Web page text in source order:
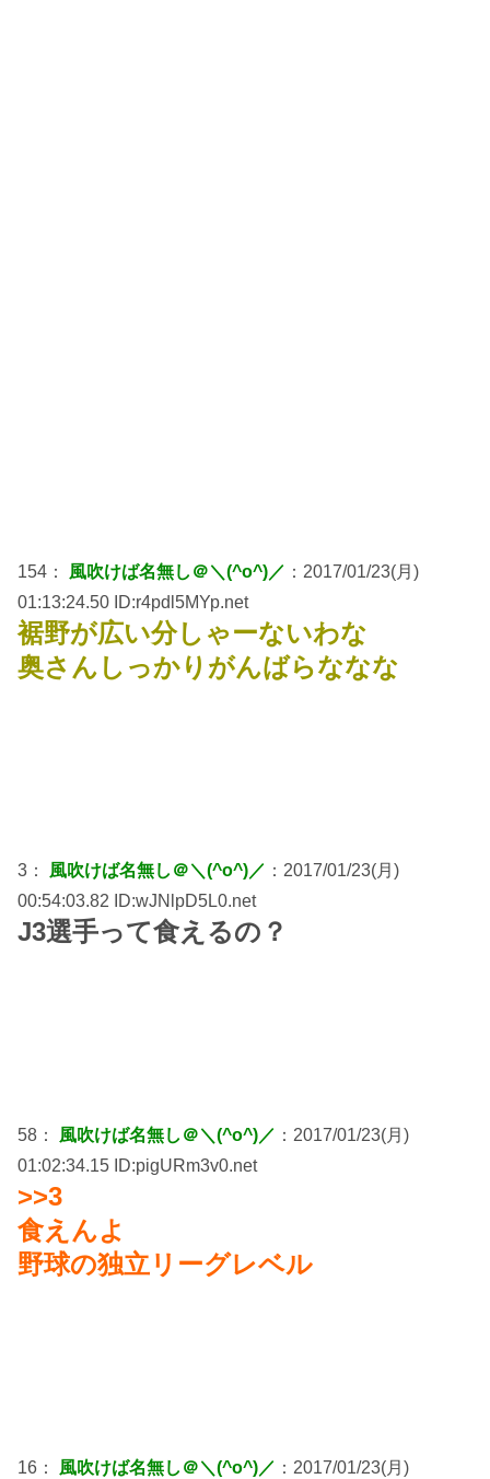
154： 風吹けば名無し＠＼(^o^)／ ：2017/01/23(月)
01:13:24.50 ID:r4pdl5MYp.net
裾野が広い分しゃーないわな
奥さんしっかりがんばらななな
3： 風吹けば名無し＠＼(^o^)／ ：2017/01/23(月)
00:54:03.82 ID:wJNlpD5L0.net
J3選手って食えるの？
58： 風吹けば名無し＠＼(^o^)／ ：2017/01/23(月)
01:02:34.15 ID:pigURm3v0.net
>>3
食えんよ
野球の独立リーグレベル
16： 風吹けば名無し＠＼(^o^)／ ：2017/01/23(月)